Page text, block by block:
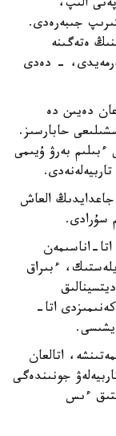
الىپ،
جىبەرەدى.
ەتەگىنە
- دەدى
دەيىن دە
حابارسىز.
بەرۋ ۇيىمى
جاعدايدىڭ العاش
سۇرادى.
اناسىمەن
ءبىراق
اتا-
اتالعان
جونىندەگى
ءىس